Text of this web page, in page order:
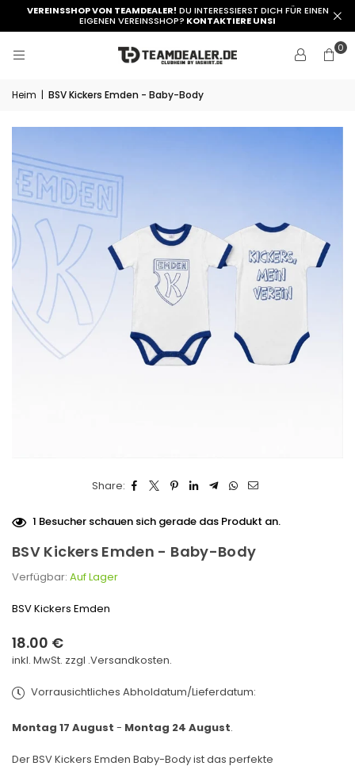
VEREINSSHOP VON TEAMDEALER! DU INTERESSIERST DICH FÜR EINEN
EIGENEN VEREINSSHOP? KONTAKTIERE UNSI
0
Heim | BSV Kickers Emden - Baby-Body
Share:
1 Besucher schauen sich gerade das Produkt an.
BSV Kickers Emden - Baby-Body
Verfügbar: Auf Lager
BSV Kickers Emden
Normaler
Preis
18.00 €
inkl. MwSt. zzgl .Versandkosten.
Vorrausichtliches Abholdatum/Lieferdatum:
Montag 17 August - Montag 24 August.
Der BSV Kickers Emden Baby-Body ist das perfekte